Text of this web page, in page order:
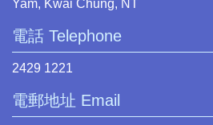
Yam, Kwai Chung, NT
電話 Telephone
2429 1221
電郵地址 Email